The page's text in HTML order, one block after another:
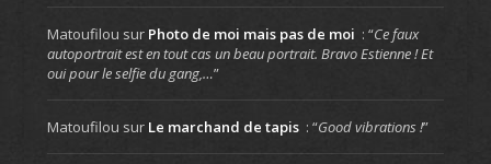
Matoufilou sur Photo de moi mais pas de moi : “Ce faux
autoportrait est en tout cas un beau portrait. Bravo Estienne ! Et
oui pour le selfie du gang,…”
Matoufilou sur Le marchand de tapis : “Good vibrations !”